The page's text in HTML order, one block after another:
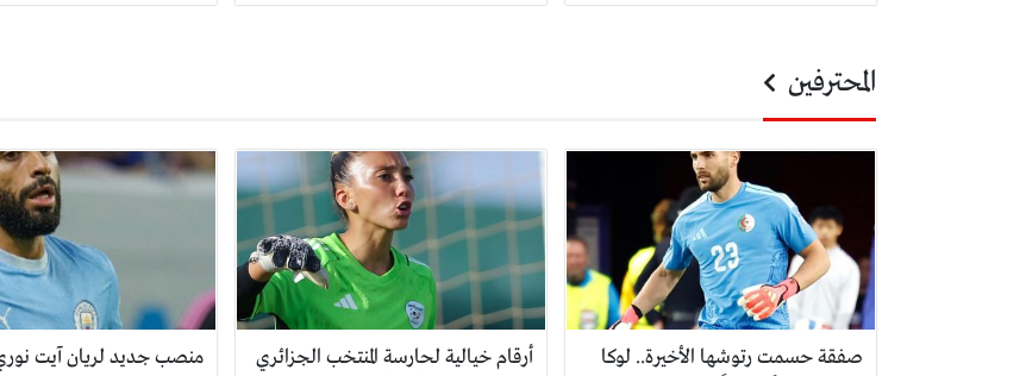
المحترفين
صفقة حسمت رتوشها الأخيرة.. لوكا
أرقام خيالية لحارسة المنتخب الجزائري
منصب جديد لريان آيت